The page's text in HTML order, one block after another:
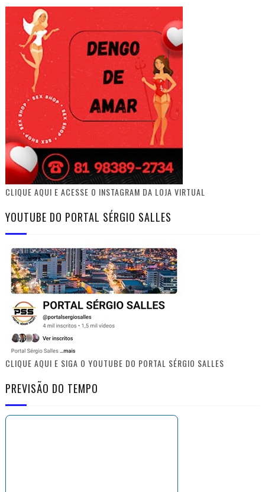
CLIQUE AQUI E ACESSE O INSTAGRAM DA LOJA VIRTUAL
YOUTUBE DO PORTAL SÉRGIO SALLES
CLIQUE AQUI E SIGA O YOUTUBE DO PORTAL SÉRGIO SALLES
PREVISÃO DO TEMPO